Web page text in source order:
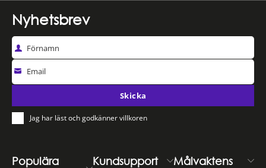
Populära
Kundsupport Målvaktens
Nyhetsbrev
Förnamn
Email
Skicka
Jag har läst och godkänner villkoren